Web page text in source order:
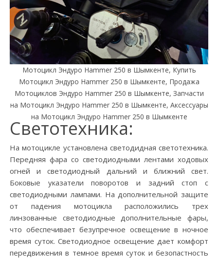
Мотоцикл Эндуро Hammer 250 в Шымкенте, Купить
Мотоцикл Эндуро Hammer 250 в Шымкенте, Продажа
Мотоциклов Эндуро Hammer 250 в Шымкенте, Запчасти
на Мотоцикл Эндуро Hammer 250 в Шымкенте, Аксессуары
на Мотоцикл Эндуро Hammer 250 в Шымкенте
Светотехника:
На мотоцикле установлена светодидная светотехника.
Передняя фара со светодиодными лентами ходовых
огней и светодиодный дальний и ближний свет.
Боковые указатели поворотов и задний стоп с
светодиодными лампами. На дополнительной защите
от падения мотоцикла расположились трех
линзованные светодиодные дополнительные фары,
что обеспечивает безупречное освещение в ночное
время суток. Светодиодное освещение дает комфорт
передвижения в темное время суток и безопастность